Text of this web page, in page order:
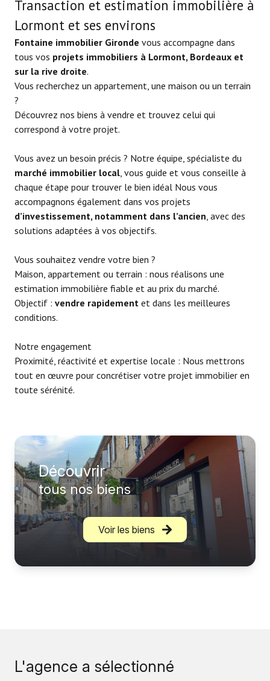
Découvrir
tous nos biens
Voir les biens
Transaction et estimation immobilière à
Lormont et ses environs
Fontaine immobilier Gironde vous accompagne dans
tous vos projets immobiliers à Lormont, Bordeaux et
sur la rive droite.
Vous recherchez un appartement, une maison ou un terrain
?
Découvrez nos biens à vendre et trouvez celui qui
correspond à votre projet.
Vous avez un besoin précis ? Notre équipe, spécialiste du
marché immobilier local, vous guide et vous conseille à
chaque étape pour trouver le bien idéal Nous vous
accompagnons également dans vos projets
d’investissement, notamment dans l’ancien, avec des
solutions adaptées à vos objectifs.
Vous souhaitez vendre votre bien ?
Maison, appartement ou terrain : nous réalisons une
estimation immobilière fiable et au prix du marché.
Objectif : vendre rapidement et dans les meilleures
conditions.
Notre engagement
Proximité, réactivité et expertise locale : Nous mettrons
tout en œuvre pour concrétiser votre projet immobilier en
toute sérénité.
L'agence a sélectionné